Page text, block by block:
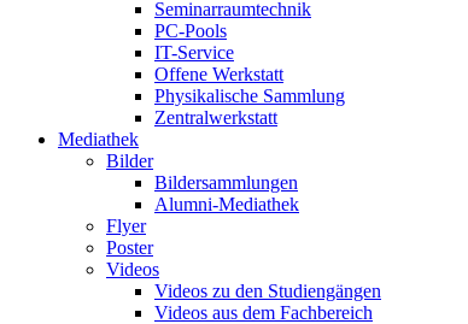
Seminarraumtechnik
PC-Pools
IT-Service
Offene Werkstatt
Physikalische Sammlung
Zentralwerkstatt
Mediathek
Bilder
Bildersammlungen
Alumni-Mediathek
Flyer
Poster
Videos
Videos zu den Studiengängen
Videos aus dem Fachbereich